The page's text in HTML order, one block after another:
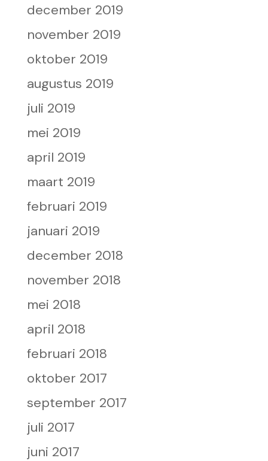
december 2019
november 2019
oktober 2019
augustus 2019
juli 2019
mei 2019
april 2019
maart 2019
februari 2019
januari 2019
december 2018
november 2018
mei 2018
april 2018
februari 2018
oktober 2017
september 2017
juli 2017
juni 2017